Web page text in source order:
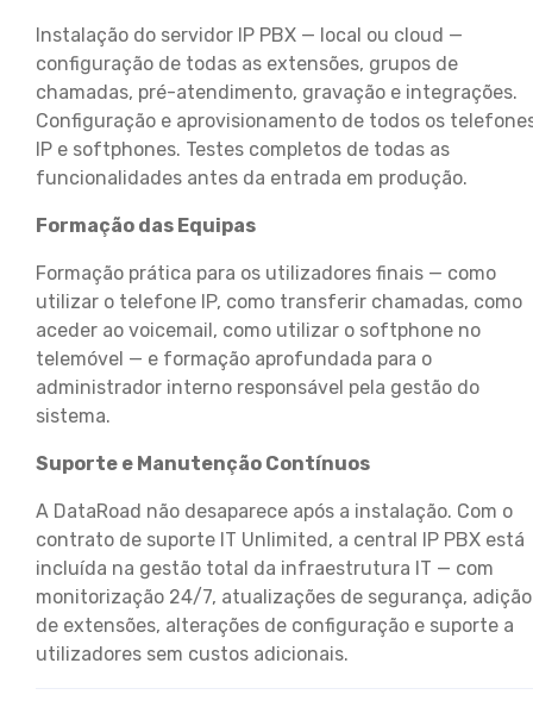
Instalação do servidor IP PBX — local ou cloud —
configuração de todas as extensões, grupos de
chamadas, pré-atendimento, gravação e integrações.
Configuração e aprovisionamento de todos os
IP e softphones. Testes completos de todas as
funcionalidades antes da entrada em produção.
Formação das Equipas
Formação prática para os utilizadores finais — como
utilizar o telefone IP, como transferir chamadas, como
aceder ao voicemail, como utilizar o softphone no
telemóvel — e formação aprofundada para o
administrador interno responsável pela gestão do
sistema.
Suporte e Manutenção Contínuos
A DataRoad não desaparece após a instalação. Com o
contrato de suporte IT Unlimited, a central IP PBX está
incluída na gestão total da infraestrutura IT — com
monitorização 24/7, atualizações de segurança, adição
de extensões, alterações de configuração e suporte a
utilizadores sem custos adicionais.